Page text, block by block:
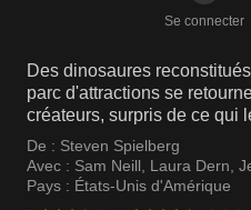
Se connecter
Des dinosaures
parc d'attractions se
créateurs, surpris de ce qui
De : Steven Spielberg
Avec : Sam Neill, Laura Dern,
Pays : États-Unis d'Amérique